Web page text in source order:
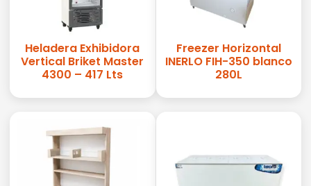
Heladera Exhibidora
Vertical Briket Master
4300 – 417 Lts
Freezer Horizontal
INERLO FIH-350 blanco
280L